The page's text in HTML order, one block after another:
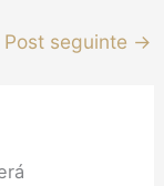
Post seguinte →